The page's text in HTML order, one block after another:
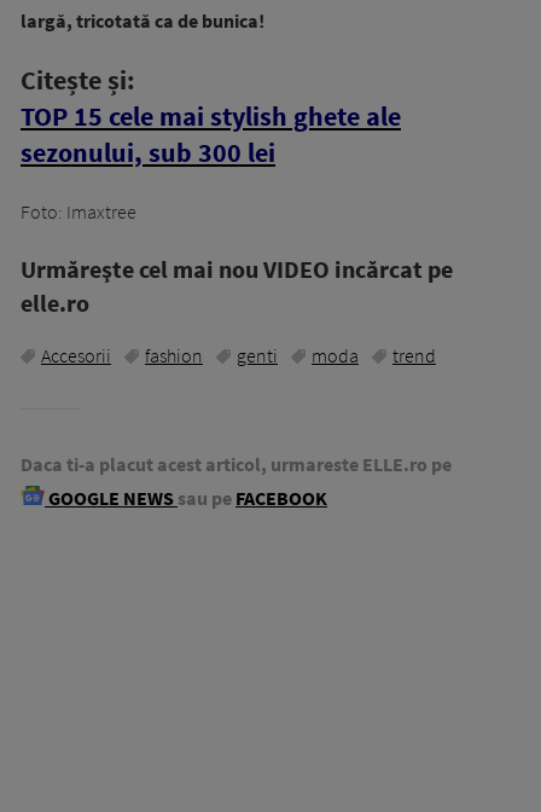
largă, tricotată ca de bunica!
Citește și:
TOP 15 cele mai stylish ghete ale
sezonului, sub 300 lei
Foto: Imaxtree
Urmăreşte cel mai nou VIDEO incărcat pe
elle.ro
Accesorii fashion genti moda trend
Daca ti-a placut acest articol, urmareste ELLE.ro pe
GOOGLE NEWS sau pe FACEBOOK